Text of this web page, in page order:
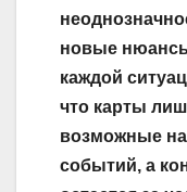
новые
каждой
что карты
возможные
событий, а